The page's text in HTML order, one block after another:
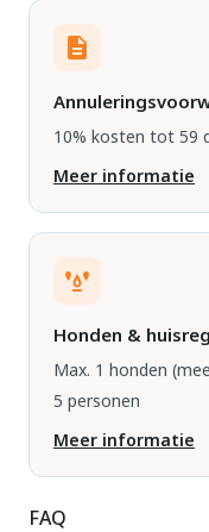
10% kosten tot 59
Meer informatie
Honden &
Max. 1 honden
5 personen
Meer informatie
FAQ